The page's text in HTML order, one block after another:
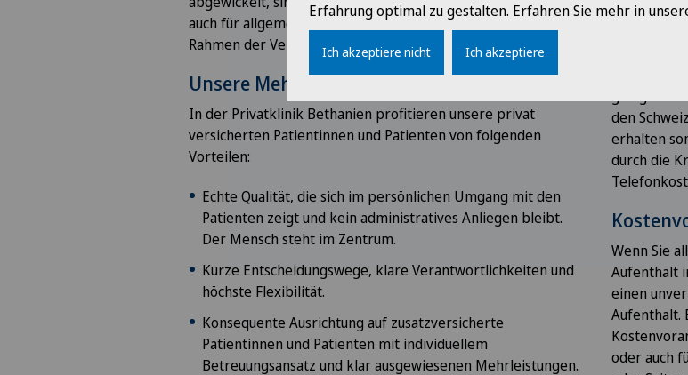
Checkliste Eintrittsvorbereitungen
Geburten- und Familienabteilung
auch für allgemein versicherte Patientinnen und Patienten im
Rahmen der Versicherung gedeckt.
Unsere Mehrleistung für Privatversicherte
In der Privatklinik Bethanien profitieren unsere privat
versicherten Patientinnen und Patienten von folgenden
Vorteilen:
Echte Qualität, die sich im persönlichen Umgang mit den
Patienten zeigt und kein administratives Anliegen bleibt.
Der Mensch steht im Zentrum.
Kurze Entscheidungswege, klare Verantwortlichkeiten und
höchste Flexibilität.
Konsequente Ausrichtung auf zusatzversicherte
Patientinnen und Patienten mit individuellem
Betreuungsansatz und klar ausgewiesenen Mehrleistungen.
Die
gültigen
den
erhalten
durch die
Wenn Sie
Aufenthalt
einen
Aufenthalt.
oder auch
Erfahrung optimal zu gestalten. Erfahren Sie mehr in
Ich akzeptiere nicht Ich akzeptiere